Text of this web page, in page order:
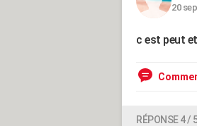
20
c est peut
RÉPONSE 4 /